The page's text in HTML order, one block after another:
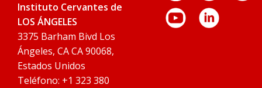
Instituto Cervantes de
LOS ÁNGELES
3375 Barham Bivd Los
Ángeles, CA CA 90068,
Estados Unidos
Teléfono: +1 323 380